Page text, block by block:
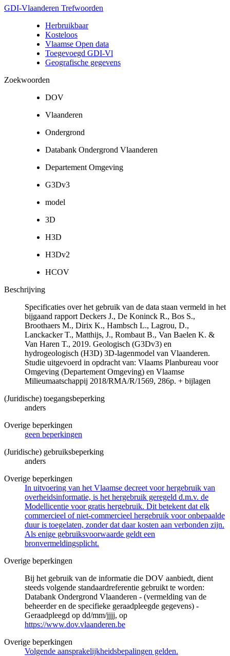
GDI-Vlaanderen Trefwoorden
Herbruikbaar
Kosteloos
Vlaamse Open data
Toegevoegd GDI-Vl
Geografische gegevens
Zoekwoorden
DOV
Vlaanderen
Ondergrond
Databank Ondergrond Vlaanderen
Departement Omgeving
G3Dv3
model
3D
H3D
H3Dv2
HCOV
Beschrijving
Specificaties over het gebruik van de data staan vermeld in het
bijgaand rapport Deckers J., De Koninck R., Bos S.,
Broothaers M., Dirix K., Hambsch L., Lagrou, D.,
Lanckacker T., Matthijs, J., Rombaut B., Van Baelen K. &
Van Haren T., 2019. Geologisch (G3Dv3) en
hydrogeologisch (H3D) 3D-lagenmodel van Vlaanderen.
Studie uitgevoerd in opdracht van: Vlaams Planbureau voor
Omgeving (Departement Omgeving) en Vlaamse
Milieumaatschappij 2018/RMA/R/1569, 286p. + bijlagen
(Juridische) toegangsbeperking
anders
Overige beperkingen
geen beperkingen
(Juridische) gebruiksbeperking
anders
Overige beperkingen
In uitvoering van het Vlaamse decreet voor hergebruik van
overheidsinformatie, is het hergebruik geregeld d.m.v. de
Modellicentie voor gratis hergebruik. Dit betekent dat elk
commercieel of niet-commercieel hergebruik voor onbepaalde
duur is toegelaten, zonder dat daar kosten aan verbonden zijn.
Als enige gebruiksvoorwaarde geldt een
bronvermeldingsplicht.
Overige beperkingen
Bij het gebruik van de informatie die DOV aanbiedt, dient
steeds volgende standaardreferentie gebruikt te worden:
Databank Ondergrond Vlaanderen - (vermelding van de
beheerder en de specifieke geraadpleegde gegevens) -
Geraadpleegd op dd/mm/jjjj, op
https://www.dov.vlaanderen.be
Overige beperkingen
Volgende aansprakelijkheidsbepalingen gelden.